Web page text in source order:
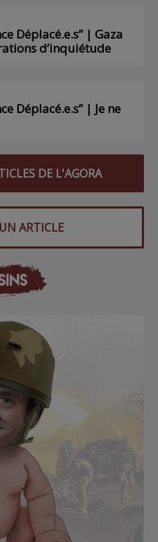
Déplacé.e.s” | Gaza
d’inquiétude
Déplacé.e.s” | Je ne
DE L'AGORA
ARTICLE